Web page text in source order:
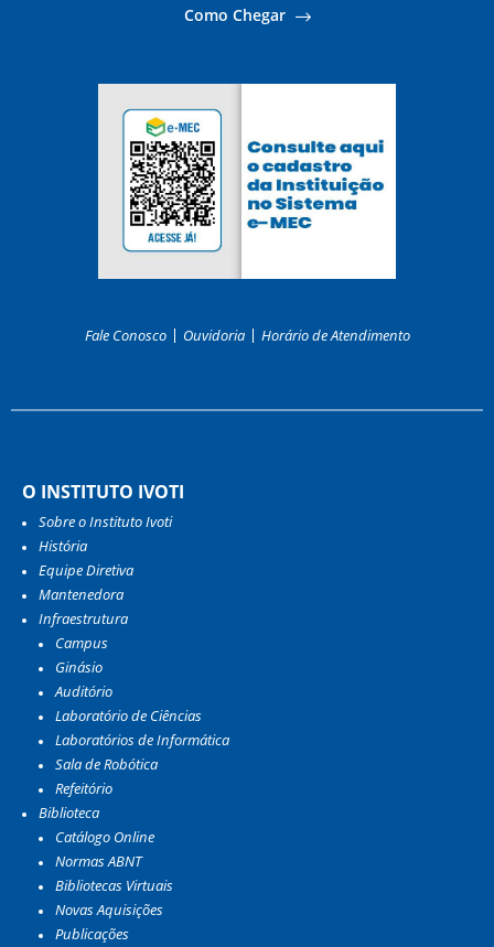
Como Chegar
Fale Conosco Ouvidoria Horário de Atendimento
O INSTITUTO IVOTI
Sobre o Instituto Ivoti
História
Equipe Diretiva
Mantenedora
Infraestrutura
Campus
Ginásio
Auditório
Laboratório de Ciências
Laboratórios de Informática
Sala de Robótica
Refeitório
Biblioteca
Catálogo Online
Normas ABNT
Bibliotecas Virtuais
Novas Aquisições
Publicações